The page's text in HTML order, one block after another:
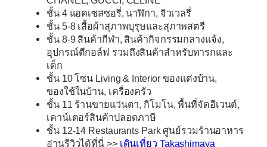
ชั้น 4 แอคเซสซอรี่, นาฬิกา, จิวเวลรี่
ชั้น 5-8 เสื้อผ้าสุภาพบุรุษและสุภาพสตรี
ชั้น 8-9 สินค้ากีฬา, สินค้ากิจกรรมกลางแจ้ง,
อุปกรณ์ตีกอล์ฟ รวมถึงสินค้าสำหรับทารกและ
เด็ก
ชั้น 10 โซน Living & Interior ของแต่งบ้าน,
ของใช้ในบ้าน, เครื่องครัว
ชั้น 11 ร้านขายแว่นตา, กิโมโน, พื้นที่จัดอีเวนต์,
เคาน์เตอร์สินค้าปลอดภาษี
ชั้น 12-14 Restaurants Park ศูนย์รวมร้านอาหาร
อ่านรีวิวได้ที่นี่ >> เดินเที่ยว Takashimaya